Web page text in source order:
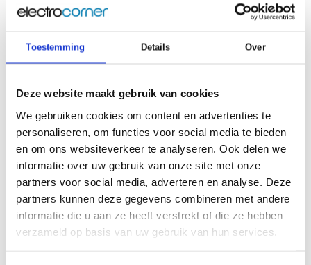
Toestemming Details Over
Deze website maakt gebruik van cookies
We gebruiken cookies om content en advertenties te
personaliseren, om functies voor social media te bieden
en om ons websiteverkeer te analyseren. Ook delen we
informatie over uw gebruik van onze site met onze
partners voor social media, adverteren en analyse. Deze
partners kunnen deze gegevens combineren met andere
informatie die u aan ze heeft verstrekt of die ze hebben
verzameld op basis van uw gebruik van hun services.
Foto's bewerken
Geschikt
* Systeemvereisten zijn sterk afhankelijk van de games die u wilt spelen,
Specificaties
Schermdiagonaal:
17.3 inch (43,9 cm)
Scherm resolutie:
1920 x 1080 (Full HD)
Scherm reflectie:
Ontspiegeld